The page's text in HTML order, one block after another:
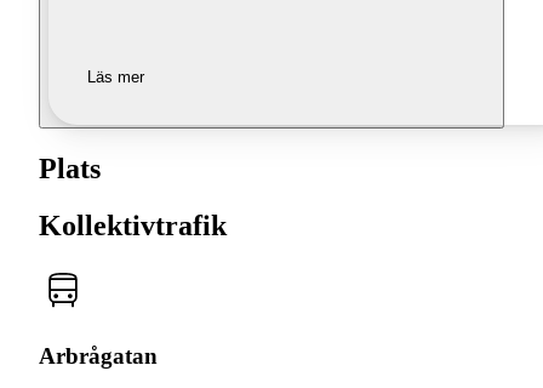
Läs mer
Plats
Kollektivtrafik
Arbrågatan